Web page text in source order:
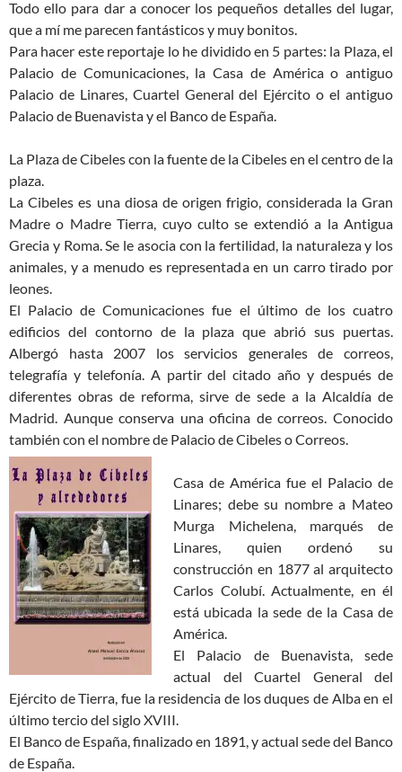
Todo ello para dar a conocer los pequeños detalles del lugar,
que a mí me parecen fantásticos y muy bonitos.
Para hacer este reportaje lo he dividido en 5 partes: la Plaza, el
Palacio de Comunicaciones, la Casa de América o antiguo
Palacio de Linares, Cuartel General del Ejército o el antiguo
Palacio de Buenavista y el Banco de España.
La Plaza de Cibeles con la fuente de la Cibeles en el centro de la
plaza.
La Cibeles es una diosa de origen frigio, considerada la Gran
Madre o Madre Tierra, cuyo culto se ex­tendió a la Antigua
Grecia y Roma. Se le asocia con la fertilidad, la naturaleza y los
animales, y a menudo es representada en un carro tirado por
leones.
El Palacio de Comunicaciones fue el último de los cuatro
edificios del contorno de la plaza que abrió sus puertas.
Albergó hasta 2007 los servicios generales de correos,
telegrafía y telefonía. A partir del citado año y después de
diferentes obras de reforma, sirve de sede a la Alcaldía de
Madrid. Aunque conserva una oficina de correos. Conocido
también con el nombre de Palacio de Cibeles o Correos.
Casa de América fue el Palacio de
Linares; debe su nombre a Mateo
Murga Michelena, marqués de
Linares, quien orde­nó su
construcción en 1877 al arquitecto
Carlos Colubí. Actualmente, en él
está ubicada la sede de la Casa de
América.
El Palacio de Buenavista, sede
actual del Cuartel General del
Ejército de Tierra, fue la residencia de los duques de Alba en el
último tercio del siglo XVIII.
El Banco de España, finalizado en 1891, y actual sede del Banco
de España.